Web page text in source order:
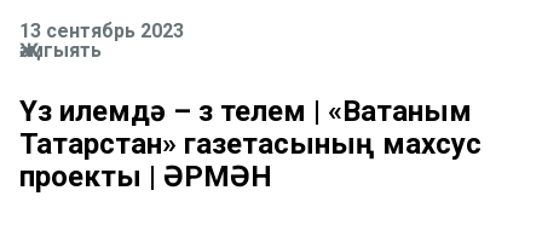
13 сентябрь 2023
Җәмгыять
Үз илемдә – үз телем | «Ватаным
Татарстан» газетасының махсус
проекты | ӘРМӘН